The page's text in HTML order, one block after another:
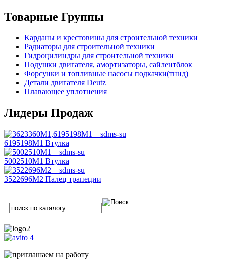
Товарные Группы
Карданы и крестовины для строительной техники
Радиаторы для строительной техники
Гидроцилиндры для строительной техники
Подушки двигателя, амортизаторы, сайлентблок
Форсунки и топливные насосы подкачки(тннд)
Детали двигателя Deutz
Плавающее уплотнения
Лидеры Продаж
6195198M1 Втулка
5002510M1 Втулка
3522696M2 Палец трапеции